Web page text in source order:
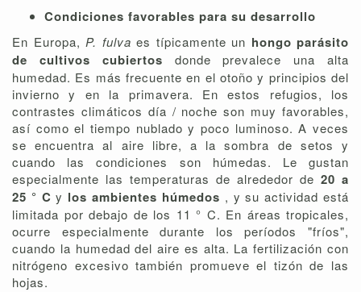
Condiciones favorables para su desarrollo
En Europa, P. fulva es típicamente un hongo parásito
de cultivos cubiertos donde prevalece una alta
humedad. Es más frecuente en el otoño y principios del
invierno y en la primavera. En estos refugios, los
contrastes climáticos día / noche son muy favorables,
así como el tiempo nublado y poco luminoso. A veces
se encuentra al aire libre, a la sombra de setos y
cuando las condiciones son húmedas. Le gustan
especialmente las temperaturas de alrededor de 20 a
25 ° Cy los ambientes húmedos , y su actividad está
limitada por debajo de los 11 ° C. En áreas tropicales,
ocurre especialmente durante los períodos "fríos",
cuando la humedad del aire es alta. La fertilización con
nitrógeno excesivo también promueve el tizón de las
hojas.